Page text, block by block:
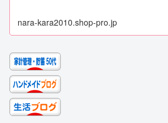
nara-kara2010.shop-pro.jp